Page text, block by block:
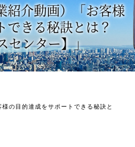
介動画）「お客様
できる秘訣とは？
センター】」
の目的達成をサポートできる秘訣と